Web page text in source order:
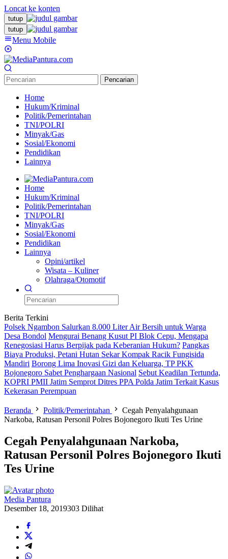
Loncat ke konten
tutup
tutup
Menu Mobile
Pencarian
Home
Hukum/Kriminal
Politik/Pemerintahan
TNI/POLRI
Minyak/Gas
Sosial/Ekonomi
Pendidikan
Lainnya
Home
Hukum/Kriminal
Politik/Pemerintahan
TNI/POLRI
Minyak/Gas
Sosial/Ekonomi
Pendidikan
Lainnya
Opini/artikel
Wisata – Kuliner
Olahraga/Otomotif
Berita Terkini
Polsek Ngambon Salurkan 8.000 Liter Air Bersih untuk Warga
Desa Bondol Mengurai Benang Kusut PI Blok Cepu, Mengapa
Renegosiasi Harus Berpijak pada Keberanian Hukum? Pangkas
Biaya Produksi, Petani Hutan Sekar Kompak Racik Fungisida
Mandiri Borong Lima Inovasi Gizi dan Keluarga, TP PKK
Bojonegoro Sabet Penghargaan Nasional Sebut Keadilan Tertunda,
KOPRI PMII Jatim Semprot Ditres PPA Polda Jatim Terkait Kasus
Kekerasan Perempuan
Beranda Politik/Pemerintahan
Cegah Penyalahgunaan
Narkoba, Ratusan Personil Polres Bojonegoro Ikuti Tes Urine
Cegah Penyalahgunaan Narkoba,
Ratusan Personil Polres Bojonegoro Ikuti
Tes Urine
Media Pantura
Desember 18, 2019303 Dilihat